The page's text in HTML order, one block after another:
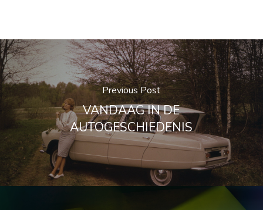
Previous Post
VANDAAG IN DE
AUTOGESCHIEDENIS